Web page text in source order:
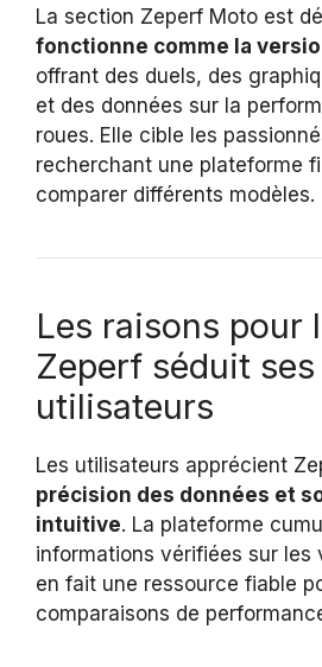
La section Zeperf Moto est
fonctionne comme la
offrant des duels, des
et des données sur la
roues. Elle cible les
recherchant une plateforme
comparer différents modèles.
Les raisons pour
Zeperf séduit ses
utilisateurs
Les utilisateurs apprécient
précision des données et
intuitive. La plateforme
informations vérifiées sur les
en fait une ressource fiable
comparaisons de